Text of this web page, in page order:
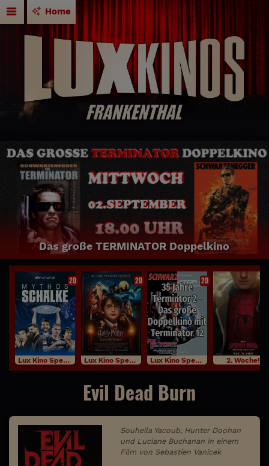
Home
Das große TERMINATOR Doppelkino
2D
Lux Kino Specials
2D
Lux Kino Specials
2D
Lux Kino Specials 2. Woche!
Evil Dead Burn
Souheila Yacoub, Hunter Doohan
und Luciane Buchanan in einem
Film von Sebastien Vanicek